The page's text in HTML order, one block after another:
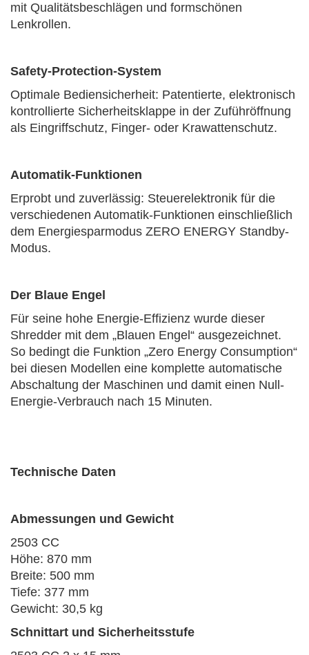
mit Qualitätsbeschlägen und formschönen
Lenkrollen.
Safety-Protection-System
Optimale Bediensicherheit: Patentierte, elektronisch
kontrollierte Sicherheitsklappe in der Zuführöffnung
als Eingriffschutz, Finger- oder Krawattenschutz.
Automatik-Funktionen
Erprobt und zuverlässig: Steuerelektronik für die
verschiedenen Automatik-Funktionen einschließlich
dem Energiesparmodus ZERO ENERGY Standby-
Modus.
Der Blaue Engel
Für seine hohe Energie-Effizienz wurde dieser
Shredder mit dem „Blauen Engel“ ausgezeichnet.
So bedingt die Funktion „Zero Energy Consumption“
bei diesen Modellen eine komplette automatische
Abschaltung der Maschinen und damit einen Null-
Energie-Verbrauch nach 15 Minuten.
Technische Daten
Abmessungen und Gewicht
2503 CC
Höhe: 870 mm
Breite: 500 mm
Tiefe: 377 mm
Gewicht: 30,5 kg
Schnittart und Sicherheitsstufe